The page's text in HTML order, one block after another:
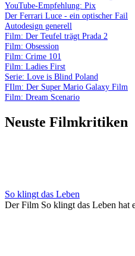
YouTube-Empfehlung: Pix
Der Ferrari Luce - ein optischer Fail
Autodesign generell
Film: Der Teufel trägt Prada 2
Film: Obsession
Film: Crime 101
Film: Ladies First
Serie: Love is Blind Poland
FIlm: Der Super Mario Galaxy Film
Film: Dream Scenario
Neuste Filmkritiken
So klingt das Leben
Der Film So klingt das Leben hat